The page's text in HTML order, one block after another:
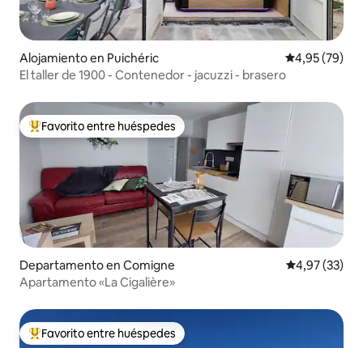
Alojamiento en Puichéric Calificación
4,95 (79)
El taller de 1900 - Contenedor - jacuzzi - brasero
Favorito entre los huéspedes más destacados
Favorito entre huéspedes
Departamento en Comigne Calificación
4,97 (33)
Apartamento «La Cigalière»
Favorito entre los huéspedes más destacados
Favorito entre huéspedes